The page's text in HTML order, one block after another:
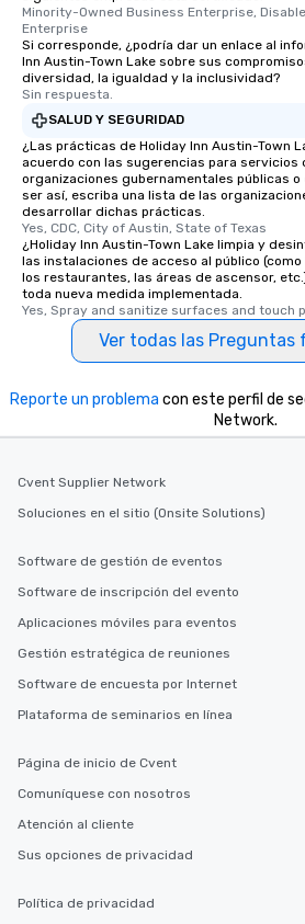
Minority-Owned Business Enterprise,
Enterprise
Si corresponde, ¿podría dar un enlace al
Inn Austin-Town Lake sobre sus
diversidad, la igualdad y la inclusividad?
Sin respuesta.
SALUD Y SEGURIDAD
¿Las prácticas de Holiday Inn Austin-Town
acuerdo con las sugerencias para servicios
organizaciones gubernamentales públicas
ser así, escriba una lista de las
desarrollar dichas prácticas.
Yes, CDC, City of Austin, State of Texas
¿Holiday Inn Austin-Town Lake limpia y
las instalaciones de acceso al público
los restaurantes, las áreas de ascensor,
toda nueva medida implementada.
Yes, Spray and sanitize surfaces and touch
Ver todas las
Reporte un problema con este perfil de
Network.
Cvent Supplier Network
Soluciones en el sitio (Onsite Solutions)
Software de gestión de eventos
Software de inscripción del evento
Aplicaciones móviles para eventos
Gestión estratégica de reuniones
Software de encuesta por Internet
Plataforma de seminarios en línea
Página de inicio de Cvent
Comuníquese con nosotros
Atención al cliente
Sus opciones de privacidad
Política de privacidad